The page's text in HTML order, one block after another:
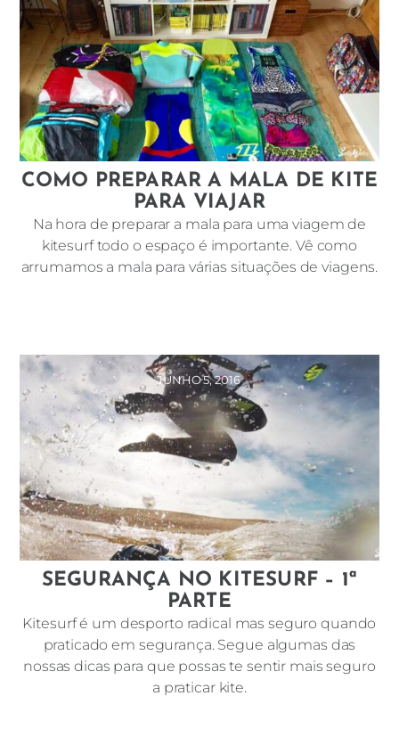
COMO PREPARAR A MALA DE KITE
PARA VIAJAR
Na hora de preparar a mala para uma viagem de
kitesurf todo o espaço é importante. Vê como
arrumamos a mala para várias situações de viagens.
JUNHO 5, 2016
SEGURANÇA NO KITESURF – 1ª
PARTE
Kitesurf é um desporto radical mas seguro quando
praticado em segurança. Segue algumas das
nossas dicas para que possas te sentir mais seguro
a praticar kite.